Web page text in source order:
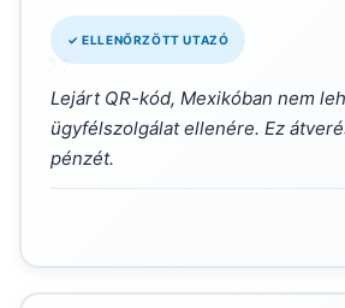
✓ ELLENŐRZÖTT UTAZÓ
„
Lejárt QR-kód, Mexikóban nem
ügyfélszolgálat ellenére. Ez
pénzét.